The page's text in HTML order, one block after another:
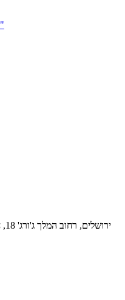
חנות מכולת "כשר לך"
ירושלים, רחוב המלך ג'ורג' 18, חנות "כשר לך" (לשעבר "גסטרונום")